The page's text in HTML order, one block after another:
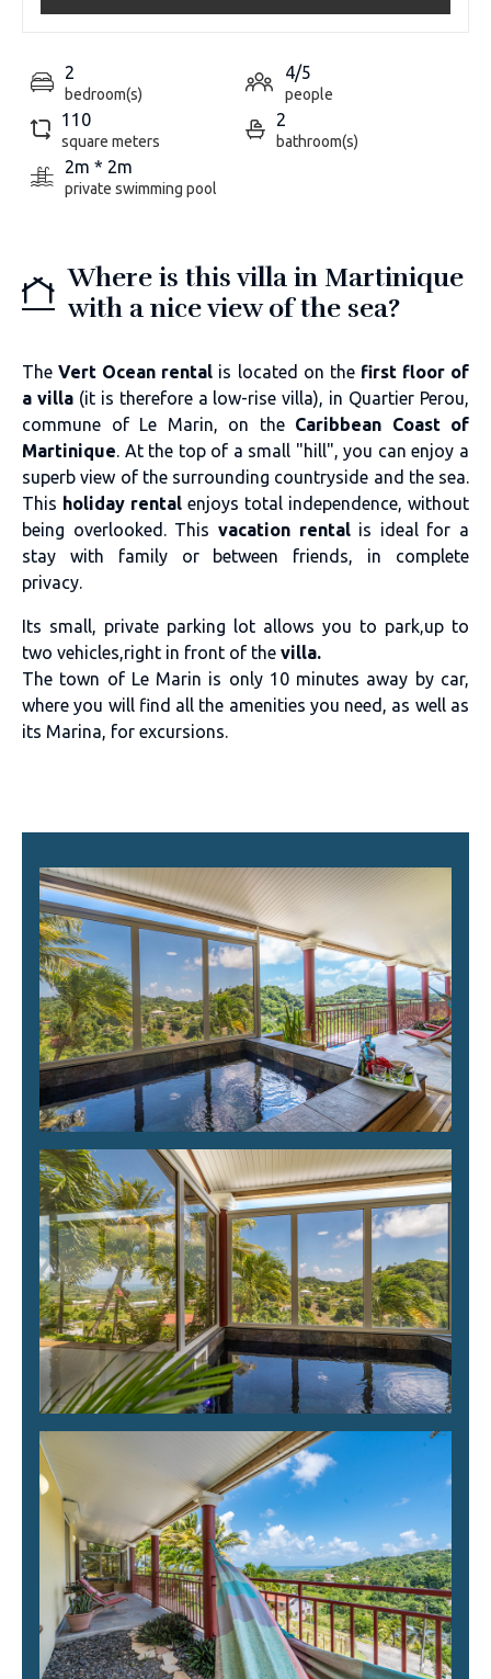
2
bedroom(s)
4/5
people
110
square meters
2
bathroom(s)
2m * 2m
private swimming pool
Where is this villa in Martinique
with a nice view of the sea?
TheVert Ocean rental is located on thefirst floor of
a villa(it is therefore a low-rise villa), in Quartier Perou,
commune of Le Marin, on theCaribbean Coast of
Martinique. At the top of a small "hill", you can enjoy a
superb view of the surrounding countryside and the sea.
This holiday rental enjoys total independence, without
being overlooked. This vacation rentalis ideal for a
stay with family or between friends, in complete
privacy.
Its small, private parking lot allows you to park,up to
two vehicles,right in front of the villa.
The town of Le Marin is only 10 minutes away by car,
where you will find all the amenities you need, as well as
its Marina, for excursions.